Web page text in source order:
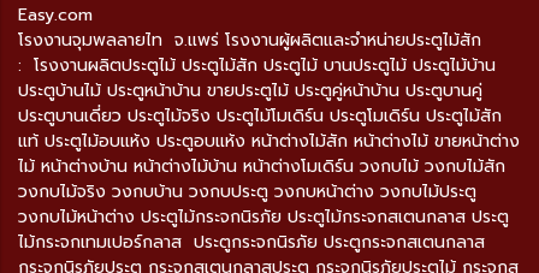
Easy.com
โรงงานจุมพลลายไท จ.แพร่ โรงงานผู้ผลิตและจำหน่ายประตูไม้สัก
: โรงงานผลิตประตูไม้ ประตูไม้สัก ประตูไม้ บานประตูไม้ ประตูไม้บ้าน
ประตูบ้านไม้ ประตูหน้าบ้าน ขายประตูไม้ ประตูคู่หน้าบ้าน ประตูบานคู่
ประตูบานเดี่ยว ประตูไม้จริง ประตูไม้โมเดิร์น ประตูโมเดิร์น ประตูไม้สัก
แท้ ประตูไม้อบแห้ง ประตูอบแห้ง หน้าต่างไม้สัก หน้าต่างไม้ ขายหน้าต่าง
ไม้ หน้าต่างบ้าน หน้าต่างไม้บ้าน หน้าต่างโมเดิร์น วงกบไม้ วงกบไม้สัก
วงกบไม้จริง วงกบบ้าน วงกบประตู วงกบหน้าต่าง วงกบไม้ประตู
วงกบไม้หน้าต่าง ประตูไม้กระจกนิรภัย ประตูไม้กระจกสเตนกลาส ประตู
ไม้กระจกเทมเปอร์กลาส ประตูกระจกนิรภัย ประตูกระจกสเตนกลาส
กระจกนิรภัยประตู กระจกสเตนกลาสประตู กระจกนิรภัยประตูไม้ กระจกส